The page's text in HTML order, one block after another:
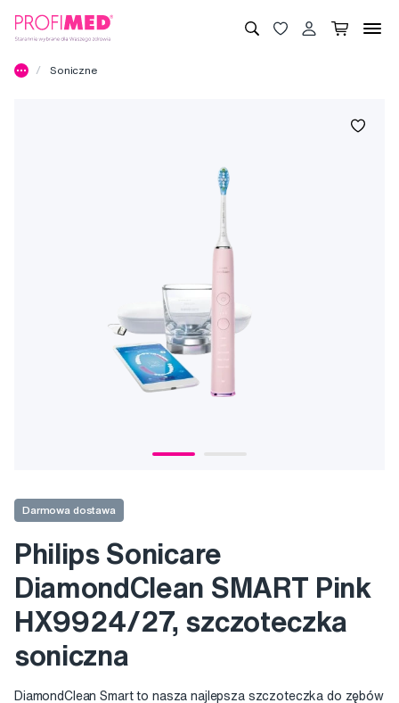
Soniczne
Darmowa dostawa
Philips Sonicare
DiamondClean SMART Pink
HX9924/27, szczoteczka
soniczna
DiamondClean Smart to nasza najlepsza szczoteczka do zębów